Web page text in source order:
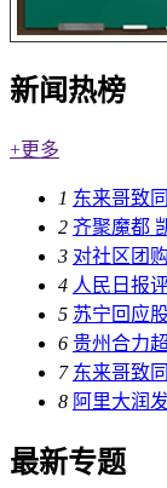
新闻热榜
+更多
1 东来哥致
2 齐聚魔都
3 对社区团
4 人民日报
5 苏宁回应
6 贵州合力
7 东来哥致
8 阿里大润
最新专题